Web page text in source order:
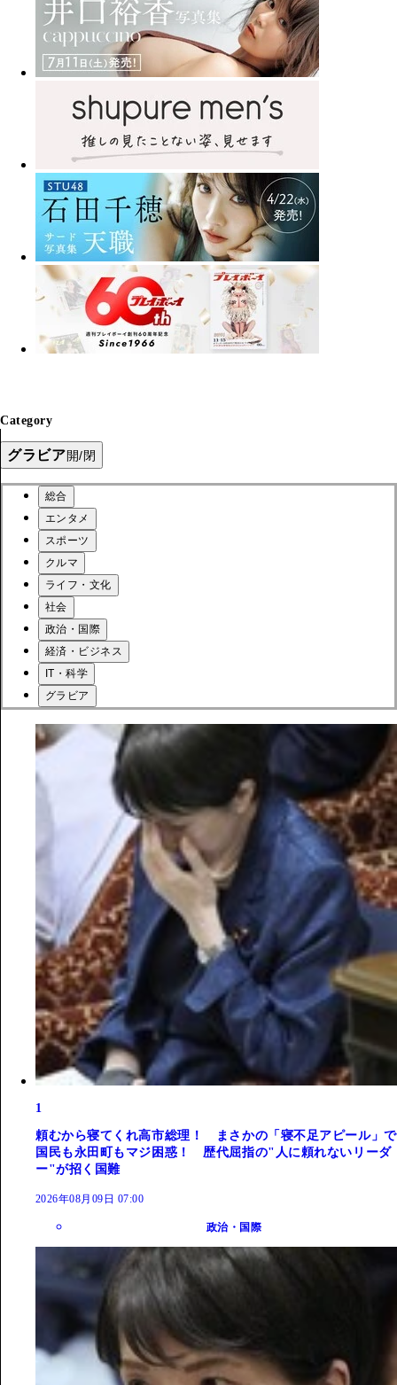
Category
グラビア開/閉
総合
エンタメ
スポーツ
クルマ
ライフ・文化
社会
政治・国際
経済・ビジネス
IT・科学
グラビア
1
頼むから寝てくれ高市総理！ まさかの「寝不足アピール」で
国民も永田町もマジ困惑！ 歴代屈指の"人に頼れないリーダ
ー"が招く国難
2026年08月09日 07:00
政治・国際